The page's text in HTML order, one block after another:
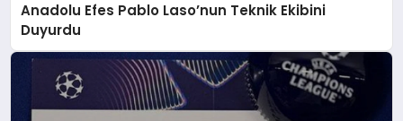
Anadolu Efes Pablo Laso’nun Teknik Ekibini
Duyurdu